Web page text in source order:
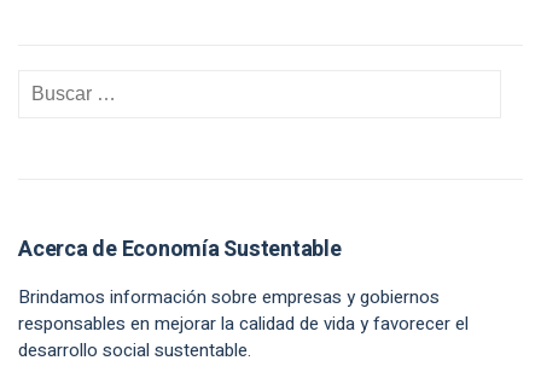
Acerca de Economía Sustentable
Brindamos información sobre empresas y gobiernos
responsables en mejorar la calidad de vida y favorecer el
desarrollo social sustentable.